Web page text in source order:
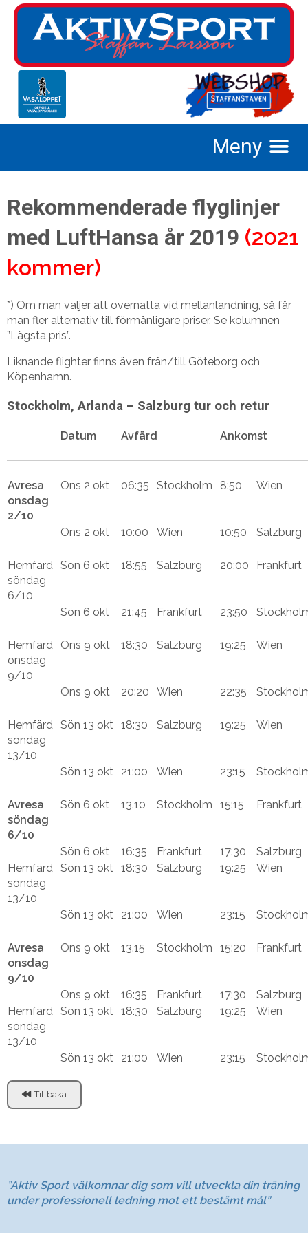
Rekommenderade flyglinjer
med LuftHansa år 2019 (2021
kommer)
*) Om man väljer att övernatta vid mellanlandning, så får
man fler alternativ till förmånligare priser. Se kolumnen
”Lägsta pris”.
Liknande flighter finns även från/till Göteborg och
Köpenhamn.
Stockholm, Arlanda – Salzburg tur och retur
Datum Avfärd Ankomst
Avresa
onsdag
2/10
Ons 2 okt 06:35 Stockholm 8:50 Wien
Ons 2 okt 10:00 Wien 10:50 Salzburg
Hemfärd
söndag
6/10
Sön 6 okt 18:55 Salzburg 20:00 Frankfurt
Sön 6 okt 21:45 Frankfurt 23:50
Hemfärd
onsdag
9/10
Ons 9 okt 18:30 Salzburg 19:25 Wien
Ons 9 okt 20:20 Wien 22:35
Hemfärd
söndag
13/10
Sön 13 okt 18:30 Salzburg 19:25 Wien
Sön 13 okt 21:00 Wien 23:15
Avresa
söndag
6/10
Sön 6 okt 13.10 Stockholm 15:15 Frankfurt
Sön 6 okt 16:35 Frankfurt 17:30
Salzburg
Hemfärd
söndag
13/10
Sön 13 okt 18:30 Salzburg 19:25 Wien
Sön 13 okt 21:00 Wien 23:15
Avresa
onsdag
9/10
Ons 9 okt 13.15 Stockholm 15:20 Frankfurt
Ons 9 okt 16:35 Frankfurt 17:30
Salzburg
Hemfärd
söndag
13/10
Sön 13 okt 18:30 Salzburg 19:25 Wien
Sön 13 okt 21:00 Wien 23:15
Tillbaka
”Aktiv Sport välkomnar dig som vill utveckla din träning
under professionell ledning mot ett bestämt mål”